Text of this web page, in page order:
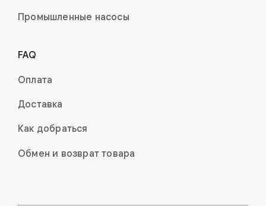
Промышленные насо­сы
FAQ
Оплата
Доставка
Как добраться
Обмен и возврат товара